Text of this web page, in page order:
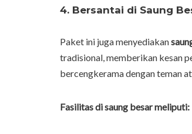
4. Bersantai di Saung
Paket ini juga menyediakan
tradisional, memberikan kesan
bercengkerama dengan teman
Fasilitas di saung besar meliputi: